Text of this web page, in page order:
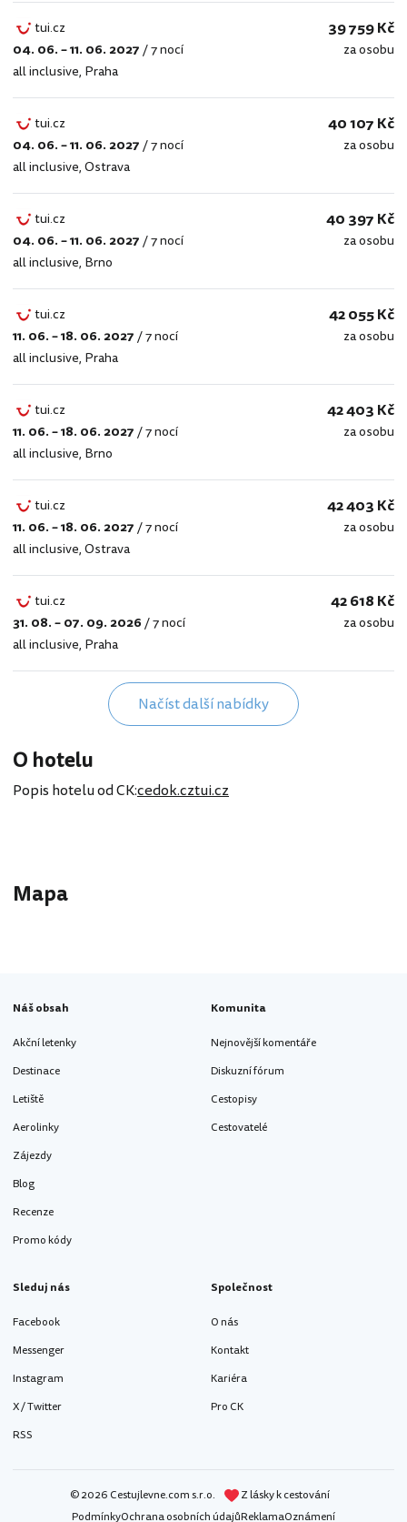
tui.cz
tui.cz
04. 06. – 11. 06. 2027/7 nocí
all inclusive, Praha
39 759 Kč
za osobu
tui.cz
tui.cz
04. 06. – 11. 06. 2027/7 nocí
all inclusive,Ostrava
40 107 Kč
za osobu
tui.cz
tui.cz
04. 06. – 11. 06. 2027/7 nocí
all inclusive, Brno
40 397 Kč
za osobu
tui.cz
tui.cz
11. 06. – 18. 06. 2027/7 nocí
all inclusive, Praha
42 055 Kč
za osobu
tui.cz
tui.cz
11. 06. – 18. 06. 2027/7 nocí
all inclusive, Brno
42 403 Kč
za osobu
tui.cz
tui.cz
11. 06. – 18. 06. 2027/7 nocí
all inclusive,Ostrava
42 403 Kč
za osobu
tui.cz
tui.cz
31. 08. – 07. 09. 2026/7 nocí
all inclusive, Praha
42 618 Kč
za osobu
Načíst další nabídky
O hotelu
Popis hotelu od CK:cedok.cztui.cz
Mapa
Náš obsah
Akční letenky
Destinace
Letiště
Aerolinky
Zájezdy
Blog
Recenze
Promo kódy
Komunita
Nejnovější komentáře
Diskuzní fórum
Cestopisy
Cestovatelé
Sleduj nás
Facebook
Messenger
Instagram
X / Twitter
RSS
Společnost
O nás
Kontakt
Kariéra
Pro CK
© 2026 Cestujlevne.com s.r.o.
Z lásky k cestování
PodmínkyOchrana osobních údajůReklamaOznámení